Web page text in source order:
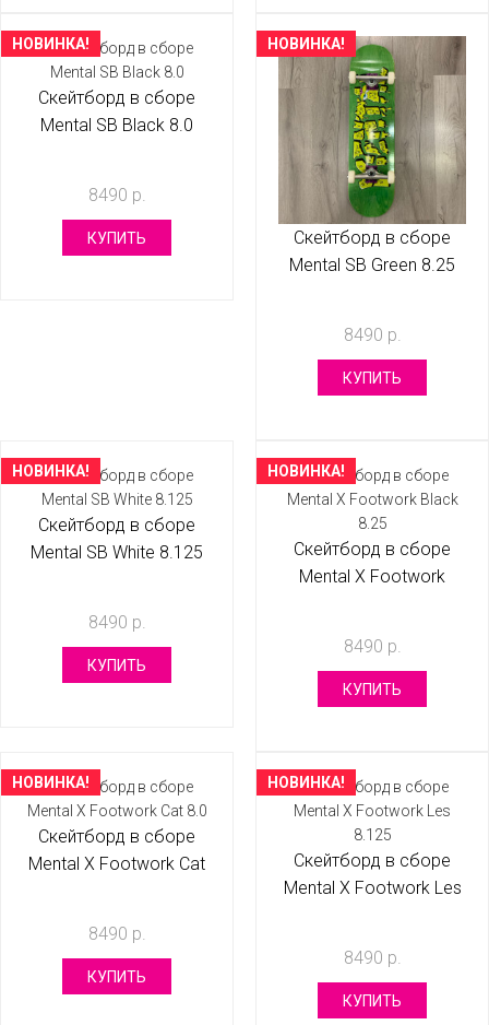
НОВИНКА!
Скейтборд в сборе
Mental SB Black 8.0
8490 р.
КУПИТЬ
НОВИНКА!
Скейтборд в сборе
Mental SB Green 8.25
8490 р.
КУПИТЬ
НОВИНКА!
Скейтборд в сборе
Mental SB White 8.125
8490 р.
КУПИТЬ
НОВИНКА!
Скейтборд в сборе
Mental X Footwork
8490 р.
КУПИТЬ
НОВИНКА!
Скейтборд в сборе
Mental X Footwork Cat
8490 р.
КУПИТЬ
НОВИНКА!
Скейтборд в сборе
Mental X Footwork Les
8490 р.
КУПИТЬ